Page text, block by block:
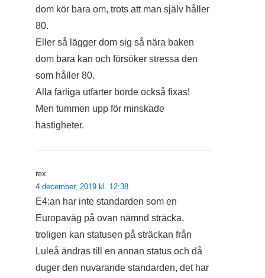
dom kör bara om, trots att man själv håller
80.
Eller så lägger dom sig så nära baken
dom bara kan och försöker stressa den
som håller 80.
Alla farliga utfarter borde också fixas!
Men tummen upp för minskade
hastigheter.
rex
4 december, 2019 kl. 12:38
E4:an har inte standarden som en
Europaväg på ovan nämnd sträcka,
troligen kan statusen på sträckan från
Luleå ändras till en annan status och då
duger den nuvarande standarden, det har